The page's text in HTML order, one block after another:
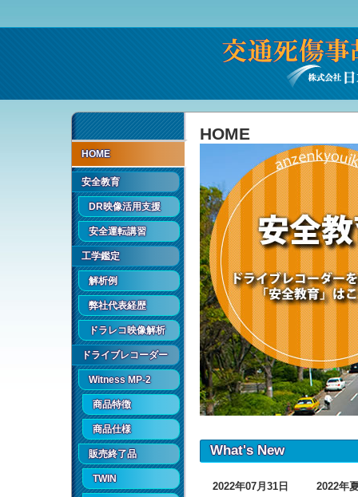
HOME
安全教育
DR映像活用支援
安全運転講習
工学鑑定
解析例
弊社代表経歴
ドラレコ映像解析
ドライブレコーダー
Witness MP-2
商品特徴
商品仕様
販売終了品
TWIN
HOME
What's New
2022年07月31日 2022年